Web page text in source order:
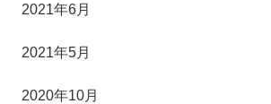
2021年6月
2021年5月
2020年10月